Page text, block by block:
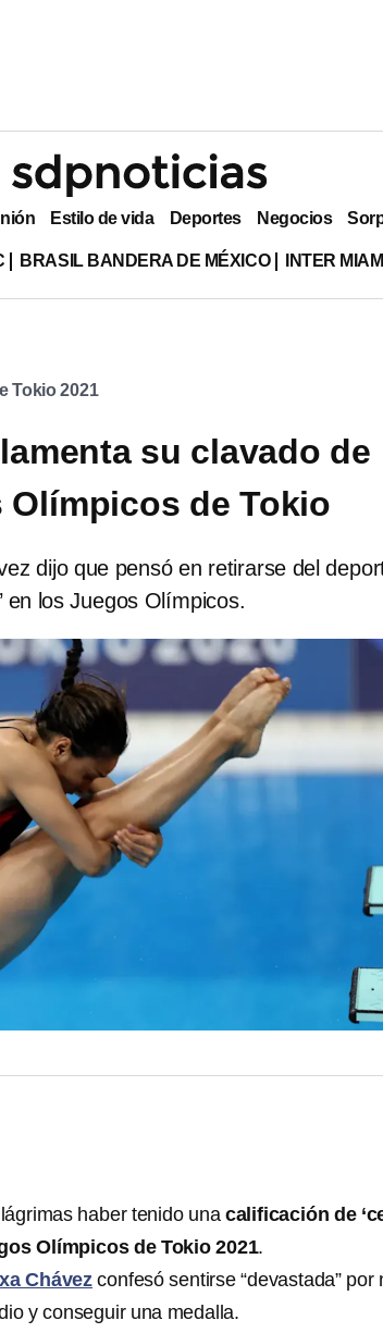
Estilo de vida Deportes Negocios
BRASIL BANDERA DE MÉXICO INTER
Tokio 2021
su clavado de
Olímpicos de Tokio
dijo que pensó en retirarse del
en los Juegos Olímpicos.
haber tenido una calificación de
Olímpicos de Tokio 2021.
Chávezconfesó sentirse “devastada” por
y conseguir una medalla.